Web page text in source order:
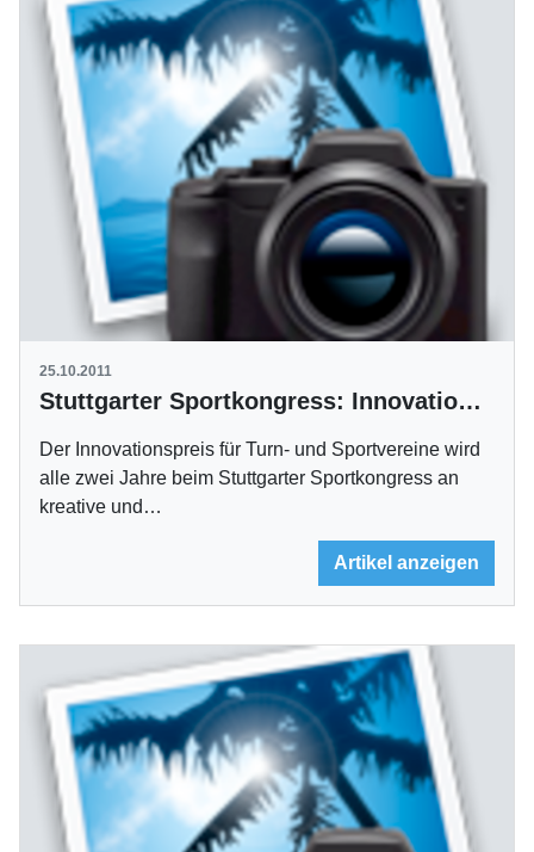
25.10.2011
Stuttgarter Sportkongress: Innovationspreise für beste Konzepte vergeben
Der Innovationspreis für Turn- und Sportvereine wird
alle zwei Jahre beim Stuttgarter Sportkongress an
kreative und…
Artikel anzeigen